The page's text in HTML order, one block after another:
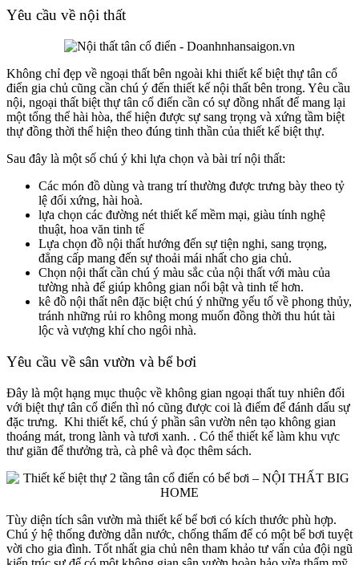
Yêu cầu về nội thất
Không chỉ đẹp về ngoại thất bên ngoài khi thiết kế biệt thự tân cổ
điển gia chủ cũng cần chú ý đến thiết kế nội thất bên trong. Yêu cầu
nội, ngoại thất biệt thự tân cổ điển cần có sự đồng nhất để mang lại
một tổng thể hài hòa, thể hiện được sự sang trọng và xứng tầm biệt
thự đồng thời thể hiện theo đúng tinh thần của thiết kế biệt thự.
Sau đây là một số chú ý khi lựa chọn và bài trí nội thất:
Các món đồ dùng và trang trí thường được trưng bày theo tỷ
lệ đối xứng, hài hoà.
lựa chọn các đường nét thiết kế mềm mại, giàu tính nghệ
thuật, hoa văn tinh tế
Lựa chọn đồ nội thất hướng đến sự tiện nghi, sang trọng,
đẳng cấp mang đến sự thoải mái nhất cho gia chủ.
Chọn nội thất cần chú ý màu sắc của nội thất với màu của
tường nhà để giúp không gian nổi bật và tinh tế hơn.
kê đồ nội thất nên đặc biệt chú ý những yếu tố về phong thủy,
tránh những rủi ro không mong muốn đồng thời thu hút tài
lộc và vượng khí cho ngôi nhà.
Yêu cầu về sân vườn và bể bơi
Đây là một hạng mục thuộc về không gian ngoại thất tuy nhiên đối
với biệt thự tân cổ điển thì nó cũng được coi là điểm để đánh dấu sự
đặc trưng. Khi thiết kế, chú ý phần sân vườn nên tạo không gian
thoáng mát, trong lành và tươi xanh. . Có thể thiết kế làm khu vực
thư giãn để thưởng trà, cà phê và đọc thêm sách.
Tùy diện tích sân vườn mà thiết kế bể bơi có kích thước phù hợp.
Chú ý hệ thống đường dẫn nước, chống thấm để có một bể bơi tuyệt
vời cho gia đình. Tốt nhất gia chủ nên tham khảo tư vấn của đội ngũ